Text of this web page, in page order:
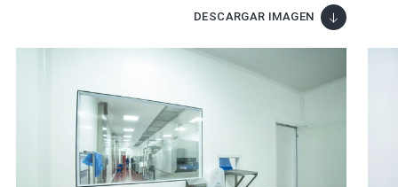
DESCARGAR IMAGEN